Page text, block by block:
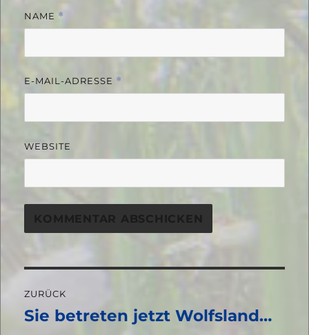
NAME *
E-MAIL-ADRESSE *
WEBSITE
ZURÜCK
Vorheriger
Sie betreten jetzt Wolfsland…